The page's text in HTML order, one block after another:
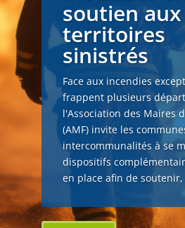
soutien aux
territoires
sinistrés
Face aux incendies
frappent plusieurs
l'Association des Maires
(AMF) invite les
intercommunalités à se
dispositifs
en place afin de soutenir,